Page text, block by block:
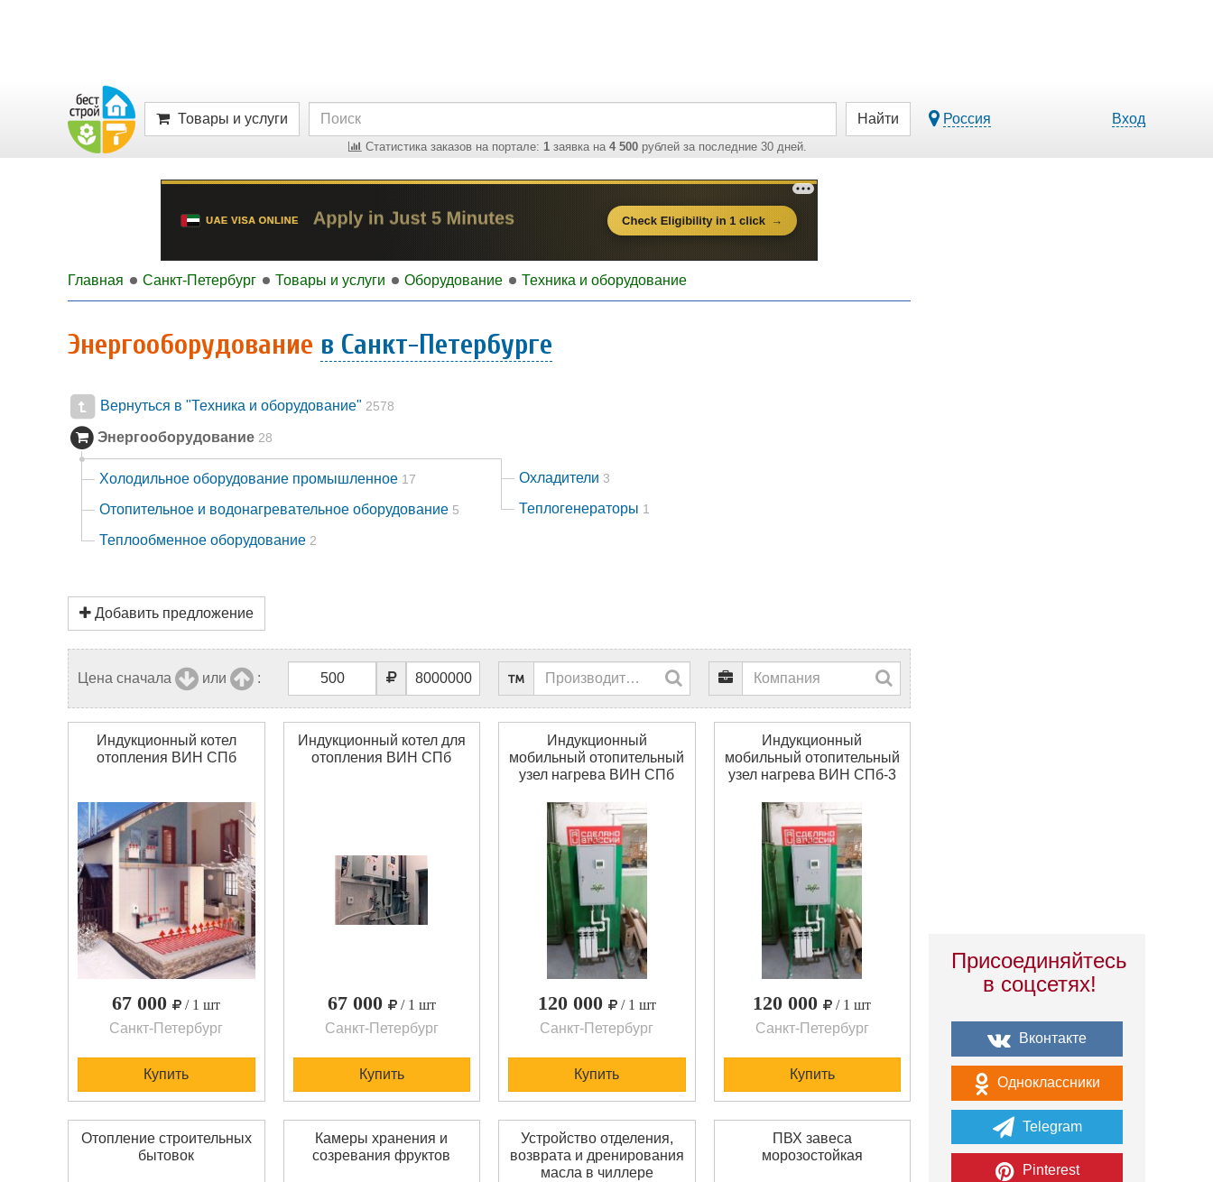
Товары и услуги
Статистика заказов на портале: 1заявка на 4 500рублей за последние 30 дней.
Найти Россия Вход
Главная Санкт-Петербург Товары и услуги Оборудование Техника и оборудование
Энергооборудование в Санкт-Петербурге
Вернуться в "Техника и оборудование" 2578
Энергооборудование 28
Холодильное оборудование промышленное 17
Отопительное и водонагревательное оборудование 5
Теплообменное оборудование 2
Охладители 3
Теплогенераторы 1
Добавить предложение
Цена сначала или :
Индукционный котел
отопления ВИН СПб
67 000
/ 1 шт
Санкт-Петербург
Купить
Индукционный котел для
отопления ВИН СПб
67 000
/ 1 шт
Санкт-Петербург
Купить
Индукционный
мобильный отопительный
узел нагрева ВИН СПб
120 000
/ 1 шт
Санкт-Петербург
Купить
Индукционный
мобильный отопительный
узел нагрева ВИН СПб-3
120 000
/ 1 шт
Санкт-Петербург
Купить
Отопление строительных
бытовок
Камеры хранения и
созревания фруктов
Устройство отделения,
возврата и дренирования
масла в чиллере
ПВХ завеса
морозостойкая
Присоединяйтесь
в соцсетях!
Вконтакте
Одноклассники
Telegram
Pinterest